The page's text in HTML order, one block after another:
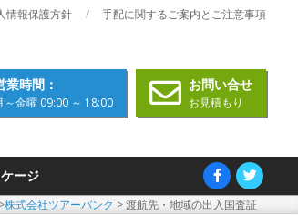
情報保護方針 手配に関するご案内とご注意事項
業時間：
～金曜 09:00 ～ 18:00
お問い合せ
お見積もり
ージ
>株式会社ツアーバンク >渡航先・地域の出入国査証